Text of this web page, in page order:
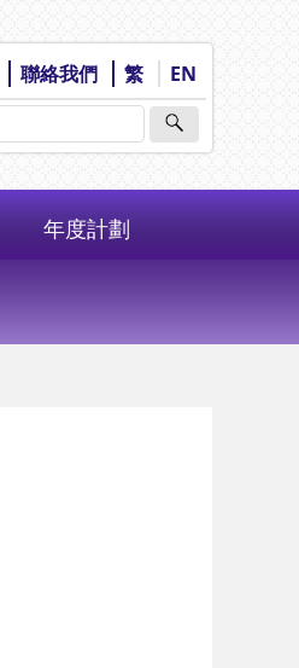
聯絡我們 繁 EN
年度計劃